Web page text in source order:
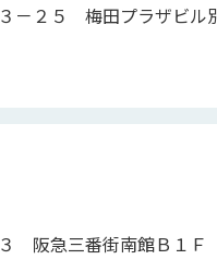
－２５ 梅田プラザビル
阪急三番街南館Ｂ１Ｆ